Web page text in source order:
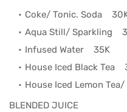
Coke/ Tonic. Soda
Aqua Still/ Sparkling
Infused Water 35K
House Iced Black Tea
House Iced Lemon Tea/
BLENDED JUICE